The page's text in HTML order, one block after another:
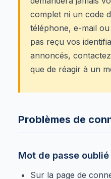
complet ni un code
téléphone, e-mail
pas reçu vos
annoncés,
que de réagir à un
Problèmes de
Mot de passe oublié
Sur la page de